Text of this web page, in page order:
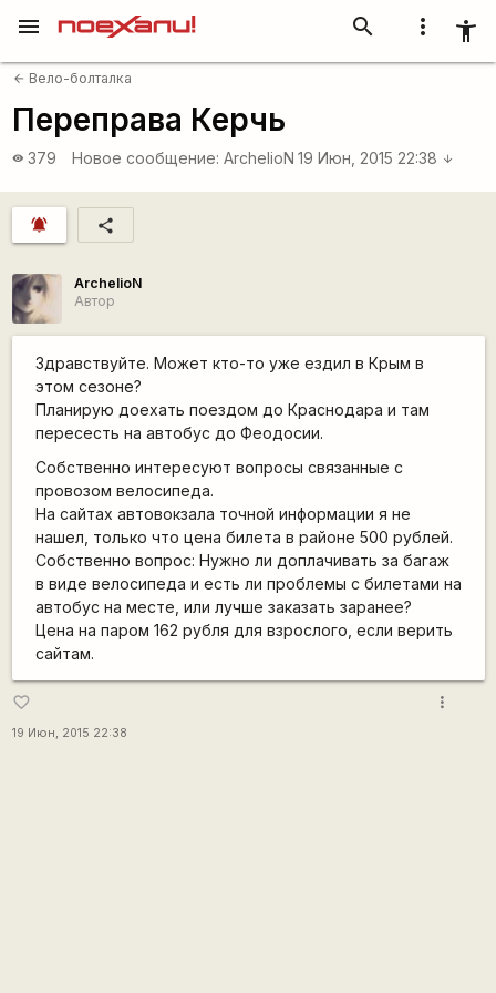
more_vert accessibility_new
search
menu
arrow_back Вело-болталка
Переправа Керчь
visibility 379 Новое сообщение: ArchelioN 19 Июн, 2015 22:38 arrow_downward
notifications_active share
ArchelioN
Автор
Здравствуйте. Может кто-то уже ездил в Крым в
этом сезоне?
Планирую доехать поездом до Краснодара и там
пересесть на автобус до Феодосии.
Собственно интересуют вопросы связанные с
провозом велосипеда.
На сайтах автовокзала точной информации я не
нашел, только что цена билета в районе 500 рублей.
Собственно вопрос: Нужно ли доплачивать за багаж
в виде велосипеда и есть ли проблемы с билетами на
автобус на месте, или лучше заказать заранее?
Цена на паром 162 рубля для взрослого, если верить
сайтам.
favorite_border
19 Июн, 2015 22:38
more_vert